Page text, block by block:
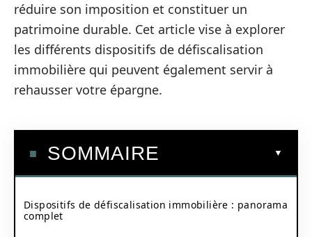
réduire son imposition et constituer un
patrimoine durable. Cet article vise à explorer
les différents dispositifs de défiscalisation
immobilière qui peuvent également servir à
rehausser votre épargne.
SOMMAIRE
Dispositifs de défiscalisation immobilière : panorama
complet